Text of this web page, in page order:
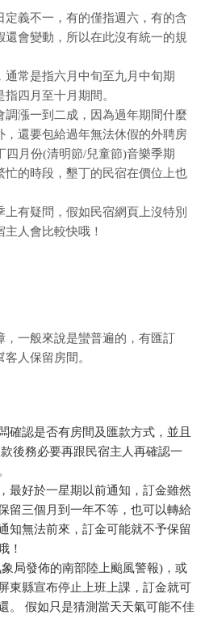
義不一，有的僅指週六，有的含
會變動，所以在此沒有統一的規
常是指六月中旬至九月中旬期
四月至十月期間。
調漲一到二成，因為過年期間什麼
，還要包給過年無法休假的外聘房
四月份(清明節/兒童節)音樂季期
忙的時段，墾丁的民宿在價位上也
有疑問，假如民宿網頁上沒特別
人會比較快哦！
，一般來說是蠻普遍的，有匯訂
人保留房間。
確認是否有房間及匯款方式，並且
後務必要再跟民宿主人再確認一
最好於一星期以前通知，訂金雖然
留三個月到一年不等，也可以轉給
知無法前來，訂金可能就不予保留
！
局發佈的南部陸上颱風警報)，或
東縣宣布停止上班上課，訂金就可
。 假如只是猜測當天天氣可能不佳